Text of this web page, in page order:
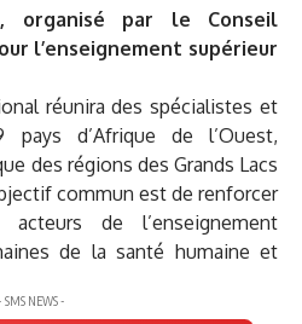
organisé par le Conseil
l’enseignement supérieur
réunira des spécialistes et
pays d’Afrique de l’Ouest,
des régions des Grands Lacs
commun est de renforcer
de l’enseignement
de la santé humaine et
SMS NEWS -